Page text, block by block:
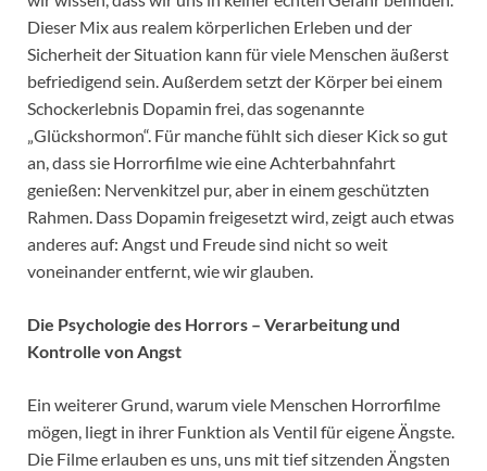
Dieser Mix aus realem körperlichen Erleben und der
Sicherheit der Situation kann für viele Menschen äußerst
befriedigend sein. Außerdem setzt der Körper bei einem
Schockerlebnis Dopamin frei, das sogenannte
„Glückshormon“. Für manche fühlt sich dieser Kick so gut
an, dass sie Horrorfilme wie eine Achterbahnfahrt
genießen: Nervenkitzel pur, aber in einem geschützten
Rahmen. Dass Dopamin freigesetzt wird, zeigt auch etwas
anderes auf: Angst und Freude sind nicht so weit
voneinander entfernt, wie wir glauben.
Die Psychologie des Horrors – Verarbeitung und
Kontrolle von Angst
Ein weiterer Grund, warum viele Menschen Horrorfilme
mögen, liegt in ihrer Funktion als Ventil für eigene Ängste.
Die Filme erlauben es uns, uns mit tief sitzenden Ängsten